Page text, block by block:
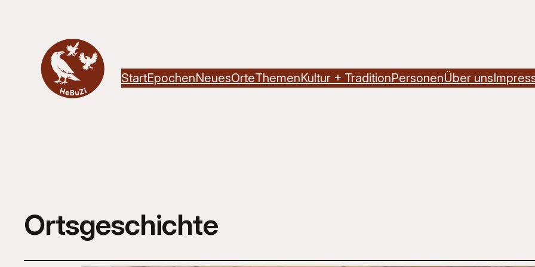
StartEpochenNeuesOrteThemenKultur + TraditionPersonenÜber uns
Ortsgeschichte